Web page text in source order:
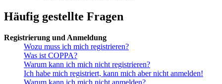
Häufig gestellte Fragen
Registrierung und Anmeldung
Wozu muss ich mich registrieren?
Was ist COPPA?
Warum kann ich mich nicht registrieren?
Ich habe mich registriert, kann mich aber nicht anmelden!
Warum kann ich mich nicht anmelden?